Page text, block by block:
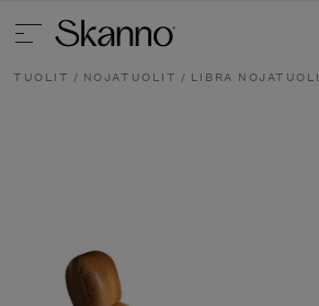
TUOLIT / NOJATUOLIT / LIBRA NOJATUOLI